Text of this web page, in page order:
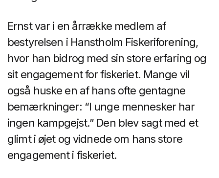
Ernst var i en årrække medlem af
bestyrelsen i Hanstholm Fiskeriforening,
hvor han bidrog med sin store erfaring og
sit engagement for fiskeriet. Mange vil
også huske en af hans ofte gentagne
bemærkninger: “I unge mennesker har
ingen kampgejst.” Den blev sagt med et
glimt i øjet og vidnede om hans store
engagement i fiskeriet.